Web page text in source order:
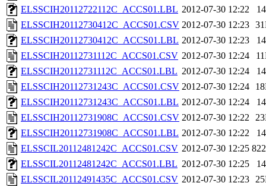
ELSSCIH20112722112C_ACCS01.LBL 2012-07-30 12:22
ELSSCIH20112730412C_ACCS01.CSV 2012-07-30 12:23
ELSSCIH20112730412C_ACCS01.LBL 2012-07-30 12:23
ELSSCIH20112731112C_ACCS01.CSV 2012-07-30 12:24
ELSSCIH20112731112C_ACCS01.LBL 2012-07-30 12:24
ELSSCIH20112731243C_ACCS01.CSV 2012-07-30 12:24
ELSSCIH20112731243C_ACCS01.LBL 2012-07-30 12:24
ELSSCIH20112731908C_ACCS01.CSV 2012-07-30 12:22
ELSSCIH20112731908C_ACCS01.LBL 2012-07-30 12:22
ELSSCIL20112481242C_ACCS01.CSV 2012-07-30 12:25
ELSSCIL20112481242C_ACCS01.LBL 2012-07-30 12:25
ELSSCIL20112491435C_ACCS01.CSV 2012-07-30 12:23